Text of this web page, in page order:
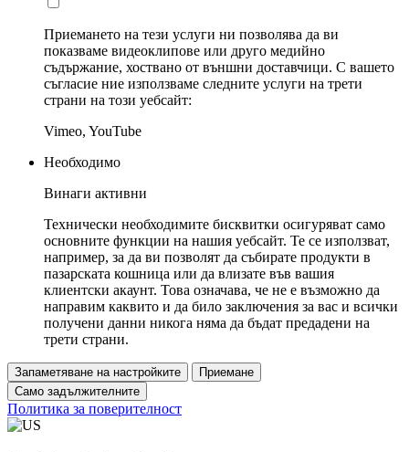
Приемането на тези услуги ни позволява да ви
показваме видеоклипове или друго медийно
съдържание, хоствано от външни доставчици. С вашето
съгласие ние използваме следните услуги на трети
страни на този уебсайт:
Vimeo, YouTube
Необходимо
Винаги активни
Технически необходимите бисквитки осигуряват само
основните функции на нашия уебсайт. Те се използват,
например, за да ви позволят да събирате продукти в
пазарската кошница или да влизате във вашия
клиентски акаунт. Това означава, че не е възможно да
направим каквито и да било заключения за вас и всички
получени данни никога няма да бъдат предадени на
трети страни.
Запаметяване на настройките
Приемане
Само задължителните
Политика за поверителност